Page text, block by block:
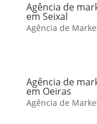
Agência de
em Seixal
Agência de
Agência de
em Oeiras
Agência de